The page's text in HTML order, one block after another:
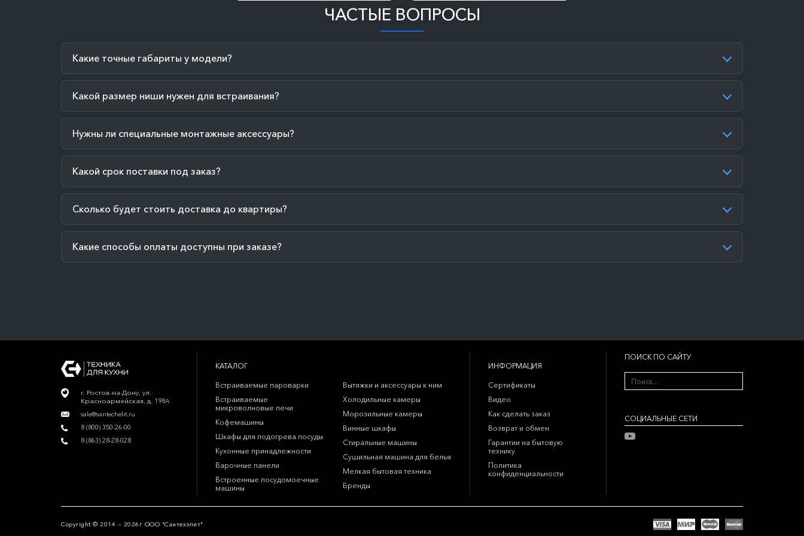
ЧАСТЫЕ ВОПРОСЫ
Какие точные габариты у модели?
Какой размер ниши нужен для встраивания?
Нужны ли специальные монтажные аксессуары?
Какой срок поставки под заказ?
Сколько будет стоить доставка до квартиры?
Какие способы оплаты доступны при заказе?
г. Ростов-на-Дону, ул.
Красноармейская, д. 198А
sale@santechelit.ru
8 (800) 350-26-00
8 (863) 28-28-028
КАТАЛОГ
Встраиваемые пароварки
Встраиваемые
микроволновые печи
Кофемашины
Шкафы для подогрева посуды
Кухонные принадлежности
Варочные панели
Встроенные посудомоечные
машины
Вытяжки и аксессуары к ним
Холодильные камеры
Морозильные камеры
Винные шкафы
Стиральные машины
Сушильная машина для белья
Мелкая бытовая техника
Бренды
ИНФОРМАЦИЯ
Сертификаты
Видео
Как сделать заказ
Возврат и обмен
Гарантии на бытовую
технику
Политика
конфиденциальности
ПОИСК ПО САЙТУ
CОЦИАЛЬНЫЕ СЕТИ
Copyright © 2014 — 2026г ООО "Сантехэлит"